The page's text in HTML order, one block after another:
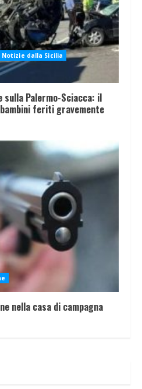
Notizie dalla Sicilia
Palermo-Sciacca: il
feriti gravemente
nella casa di campagna